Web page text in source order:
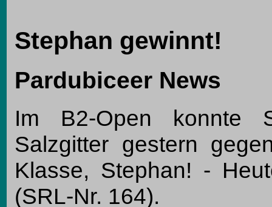
Stephan gewinnt!
Pardubiceer News
Im B2-Open konnte
Salzgitter gestern
Klasse, Stephan! -
(SRL-Nr. 164).